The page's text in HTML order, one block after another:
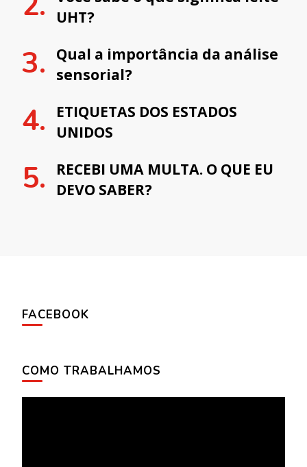
UHT?
Qual a importância da análise
sensorial?
ETIQUETAS DOS ESTADOS
UNIDOS
RECEBI UMA MULTA. O QUE EU
DEVO SABER?
FACEBOOK
COMO TRABALHAMOS